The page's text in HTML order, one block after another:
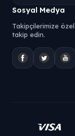
Sosyal Medya
Takipçilerimize
takip edin.